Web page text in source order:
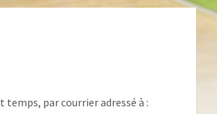
par courrier adressé à :